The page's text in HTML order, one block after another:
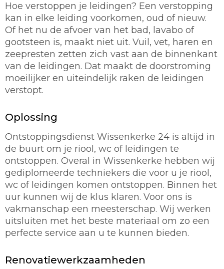
Hoe verstoppen je leidingen? Een verstopping
kan in elke leiding voorkomen, oud of nieuw.
Of het nu de afvoer van het bad, lavabo of
gootsteen is, maakt niet uit. Vuil, vet, haren en
zeepresten zetten zich vast aan de binnenkant
van de leidingen. Dat maakt de doorstroming
moeilijker en uiteindelijk raken de leidingen
verstopt.
Oplossing
Ontstoppingsdienst Wissenkerke 24 is altijd in
de buurt om je riool, wc of leidingen te
ontstoppen. Overal in Wissenkerke hebben wij
gediplomeerde techniekers die voor u je riool,
wc of leidingen komen ontstoppen. Binnen het
uur kunnen wij de klus klaren. Voor ons is
vakmanschap een meesterschap. Wij werken
uitsluiten met het beste materiaal om zo een
perfecte service aan u te kunnen bieden.
Renovatiewerkzaamheden